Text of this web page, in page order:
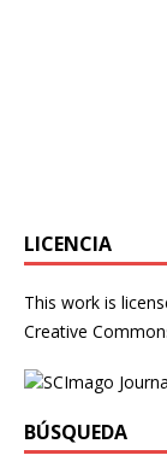
LICENCIA
This work is
Creative
BÚSQUEDA